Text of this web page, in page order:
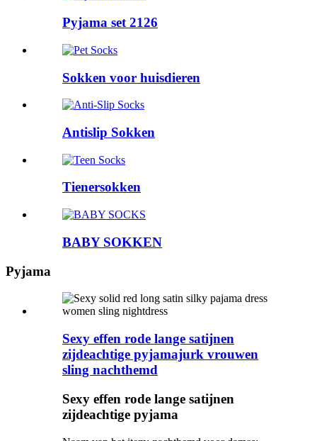
Pyjama set 2126
Sokken voor huisdieren
Antislip Sokken
Tienersokken
BABY SOKKEN
Pyjama
Sexy effen rode lange satijnen
zijdeachtige pyjamajurk vrouwen
sling nachthemd
Sexy effen rode lange satijnen
zijdeachtige pyjama